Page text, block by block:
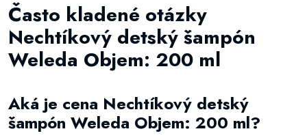
Často kladené otázky
Nechtíkový detský šampón
Weleda Objem: 200 ml
Aká je cena Nechtíkový detský
šampón Weleda Objem: 200 ml?